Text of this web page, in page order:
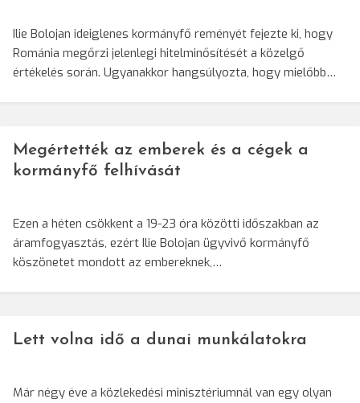
Ilie Bolojan ideiglenes kormányfő reményét fejezte ki, hogy
Románia megőrzi jelenlegi hitelminősítését a közelgő
értékelés során. Ugyanakkor hangsúlyozta, hogy mielőbb…
Megértették az emberek és a cégek a
kormányfő felhívását
Ezen a héten csökkent a 19-23 óra közötti időszakban az
áramfogyasztás, ezért Ilie Bolojan ügyvivő kormányfő
köszönetet mondott az embereknek,…
Lett volna idő a dunai munkálatokra
Már négy éve a közlekedési minisztériumnál van egy olyan